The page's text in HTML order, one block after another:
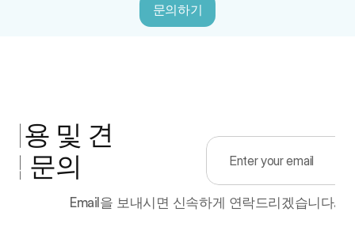
문의하기
용 및 견
문의
Email을 보내시면 신속하게 연락드리겠습니다.